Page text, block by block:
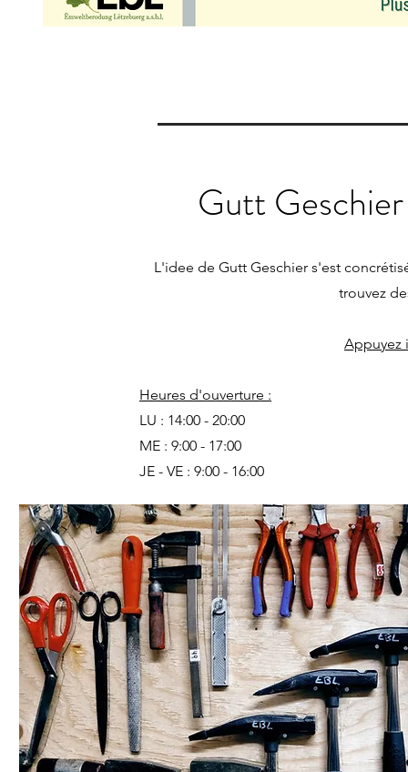
Gutt
L'idee de Gutt Geschier s'est
trouvez
Appuyez
Heures d'ouverture :
LU : 14:00 - 20:00
ME : 9:00 - 17:00
JE - VE : 9:00 - 16:00